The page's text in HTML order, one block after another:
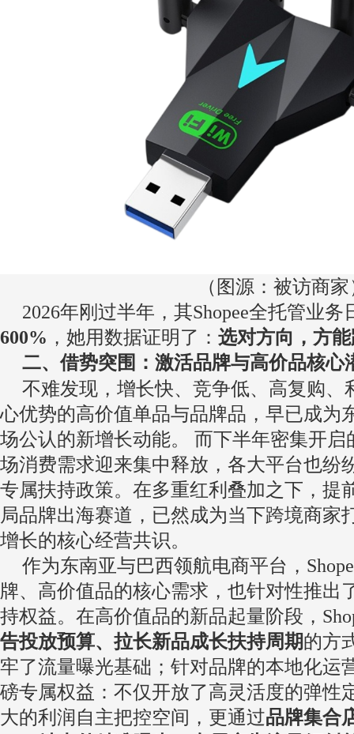
（图源：被访商
2026年刚过半年，其Shopee全托管业
600% ，她用数据证明了： 选对方向，方
二、借势突围：激活品牌与高价品核心
不难发现，增长快、竞争低、高复购
心优势的高价值单品与品牌品，早已成为
场公认的新增长动能。 而下半年密集开
场消费需求迎来集中释放，各大平台也纷
专属扶持政策。在多重红利叠加之下，提
局品牌出海赛道，已然成为当下跨境商家
增长的核心经营共识。
作为东南亚与巴西领航电商平台，
牌、高价值品的核心需求，也针对性推出
持权益。在高价值品的新品起量阶段，
告投放预算、拉长新品成长扶持周期的方
牢了流量曝光基础；针对品牌的本地化运
磅专属权益：不仅开放了高灵活度的弹性
大的利润自主把控空间，更通过品牌集合